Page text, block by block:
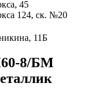
45
124, ск. №20
11Б
8/БМ